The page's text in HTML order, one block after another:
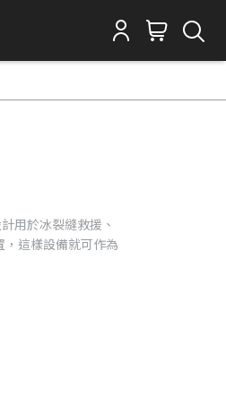
用於冰裂縫救援、
這樣設備就可作為